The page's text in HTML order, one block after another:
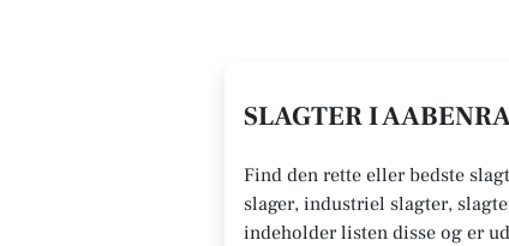
SLAGTER I
Find den rette eller bedste
slager, industriel slagter,
indeholder listen disse og er